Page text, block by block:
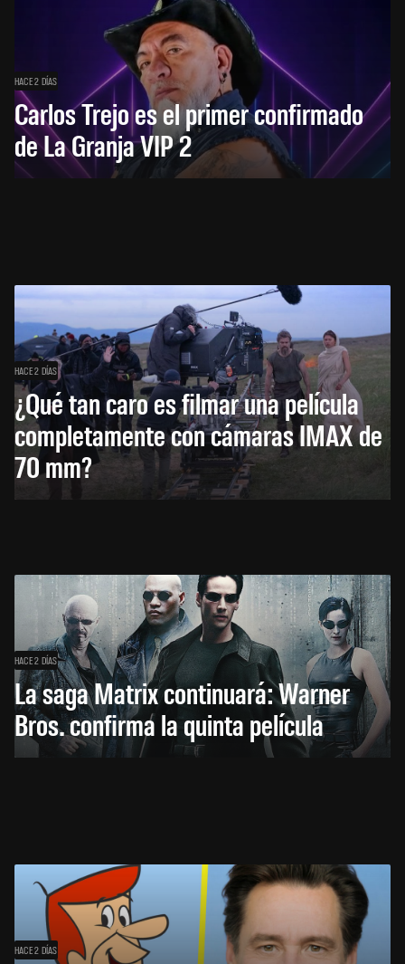
HACE 2 DÍAS
Carlos Trejo es el primer confirmado
de La Granja VIP 2
HACE 2 DÍAS
¿Qué tan caro es filmar una película
completamente con cámaras IMAX de
70 mm?
HACE 2 DÍAS
La saga Matrix continuará: Warner
Bros. confirma la quinta película
HACE 2 DÍAS